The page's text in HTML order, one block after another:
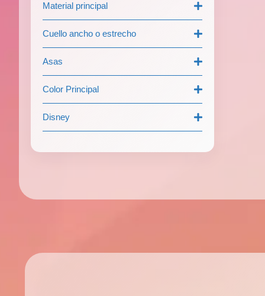
Material principal
Cuello ancho o estrecho
Asas
Color Principal
Disney